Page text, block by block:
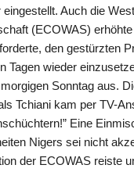
eingestellt. Auch die
(ECOWAS)
den gestürzten
Tagen wieder
Sonntag aus.
Tchiani kam per TV-
Eine
Nigers sei nicht
der ECOWAS reiste